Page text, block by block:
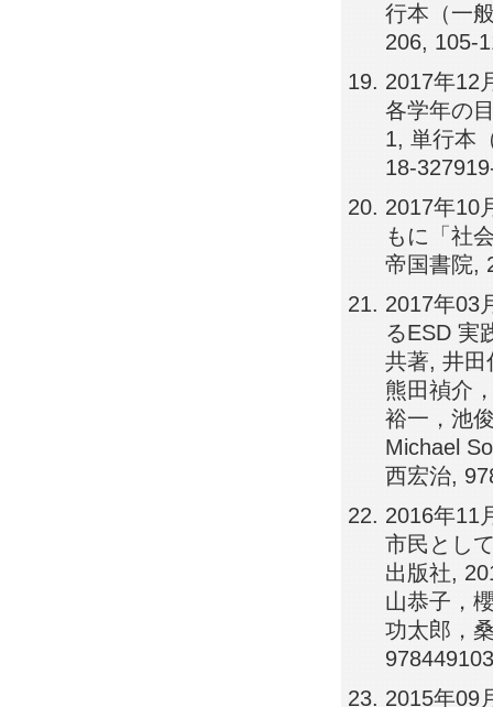
行本（一
206, 105-
2017年12
各学年の
1, 単行本
18-
2017年10
もに「社
帝国書院,
2017年03
るESD 実
共著, 井田
熊田禎介
裕一，池
Michael
西宏治,
2016年11
市民とし
出版社,
山恭子，
功太郎，
2015年09